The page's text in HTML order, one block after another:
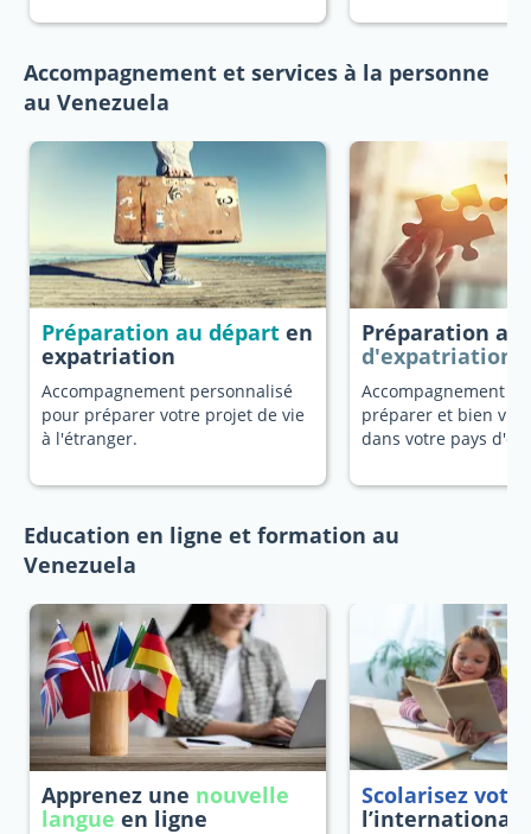
Accompagnement et services à la personne
au Venezuela
Préparation au départ en
expatriation
Accompagnement personnalisé
pour préparer votre projet de vie
à l'étranger.
Préparation au
d'expatriation
Accompagnement
préparer et bien
dans votre pays
Education en ligne et formation au
Venezuela
Apprenez une nouvelle
langue en ligne
Scolarisez
l’international